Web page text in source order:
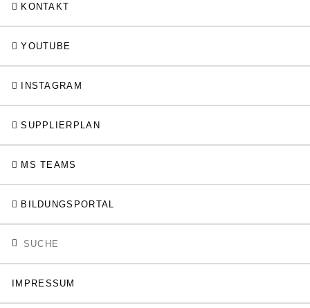
KONTAKT
YOUTUBE
INSTAGRAM
SUPPLIERPLAN
MS TEAMS
BILDUNGSPORTAL
IMPRESSUM